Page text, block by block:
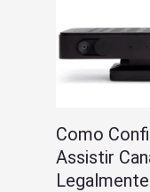
Como
Assistir
Legalmente